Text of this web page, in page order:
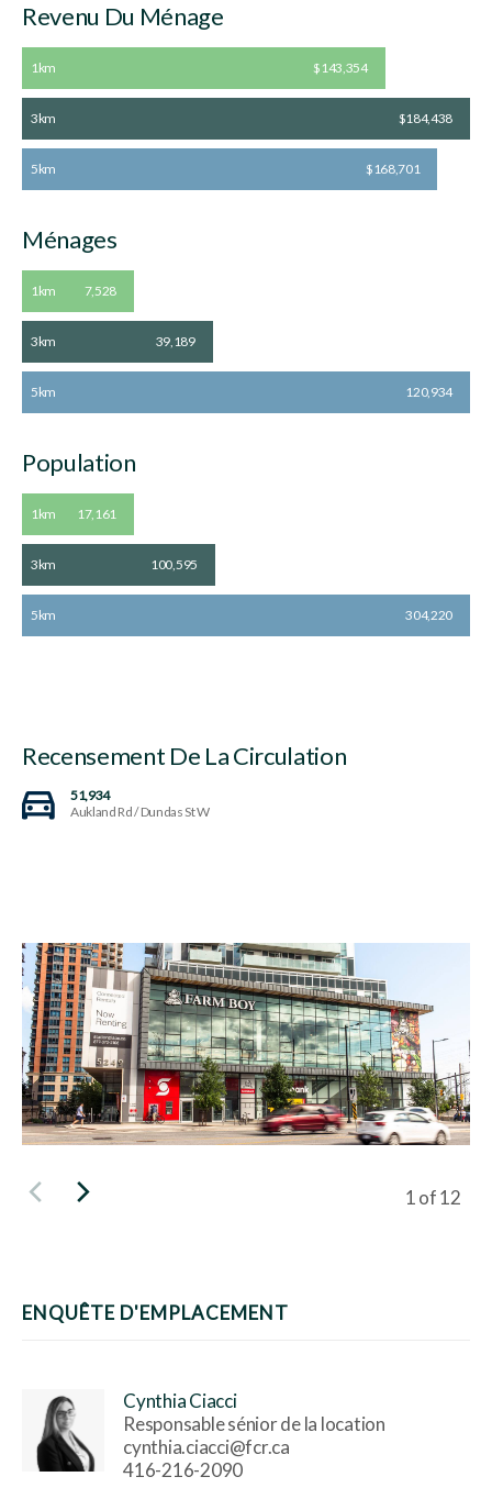
Revenu Du Ménage
1km $143,354
3km $184,438
5km $168,701
Ménages
1km 7,528
3km 39,189
5km 120,934
Population
1km 17,161
3km 100,595
5km 304,220
Recensement De La Circulation
51,934
Aukland Rd / Dundas St W
Viewing
1of12
ENQUÊTE D'EMPLACEMENT
Cynthia Ciacci
Responsable sénior de la location
cynthia.ciacci@fcr.ca
416-216-2090